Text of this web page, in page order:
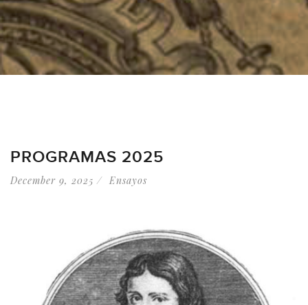
PROGRAMAS 2025
December 9, 2025 Ensayos